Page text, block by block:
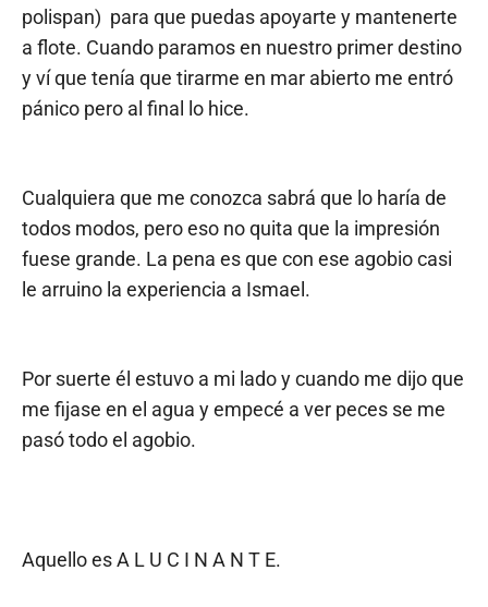
polispan) para que puedas apoyarte y mantenerte
a flote. Cuando paramos en nuestro primer destino
y ví que tenía que tirarme en mar abierto me entró
pánico pero al final lo hice.
Cualquiera que me conozca sabrá que lo haría de
todos modos, pero eso no quita que la impresión
fuese grande. La pena es que con ese agobio casi
le arruino la experiencia a Ismael.
Por suerte él estuvo a mi lado y cuando me dijo que
me fijase en el agua y empecé a ver peces se me
pasó todo el agobio.
Aquello es A L U C I N A N T E.